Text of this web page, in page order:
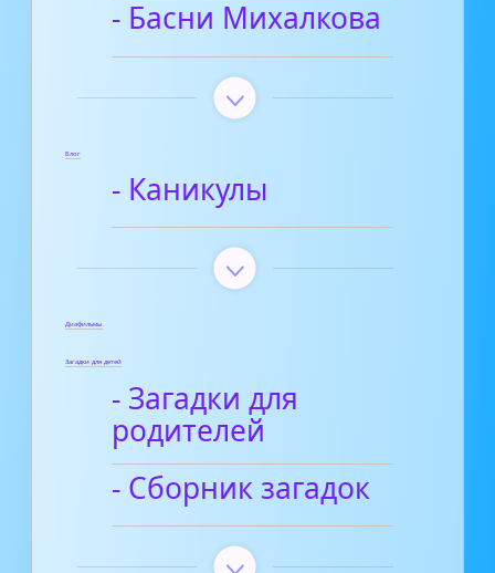
- Басни Михалкова
Блог
- Каникулы
Диафильмы
Загадки для детей
- Загадки для
родителей
- Сборник загадок